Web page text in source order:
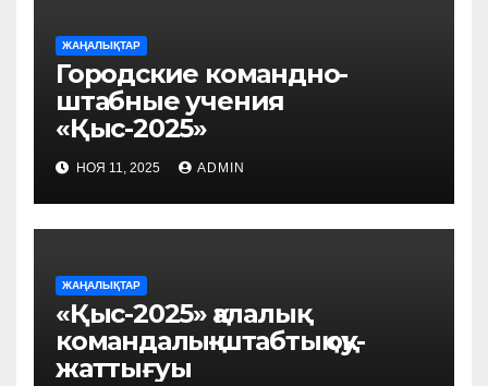
ЖАҢАЛЫҚТАР
Городские командно-
штабные учения
«Қыс-2025»
НОЯ 11, 2025 ADMIN
ЖАҢАЛЫҚТАР
«Қыс-2025» қалалық
командалық-штабтық оқу-
жаттығуы